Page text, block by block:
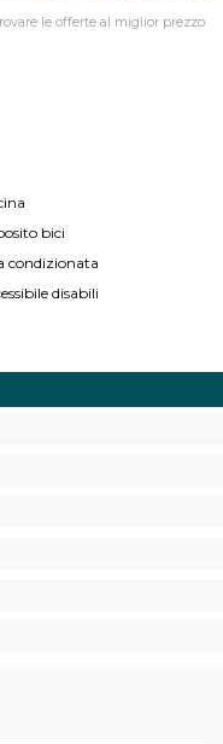
le offerte al miglior prezzo
bici
condizionata
disabili